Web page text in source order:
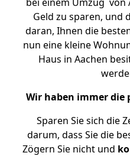
Geld zu sparen, und
daran, Ihnen die
nun eine kleine
Haus in Aachen
Wir haben immer die
Sparen Sie sich die
darum, dass Sie die
Zögern Sie nicht und